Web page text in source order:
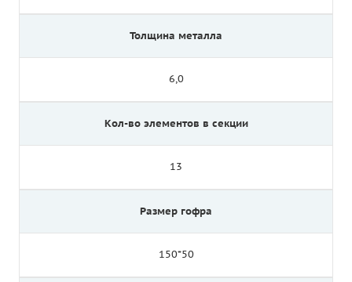
Толщина металла
6,0
Кол-во элементов в секции
13
Размер гофра
150*50